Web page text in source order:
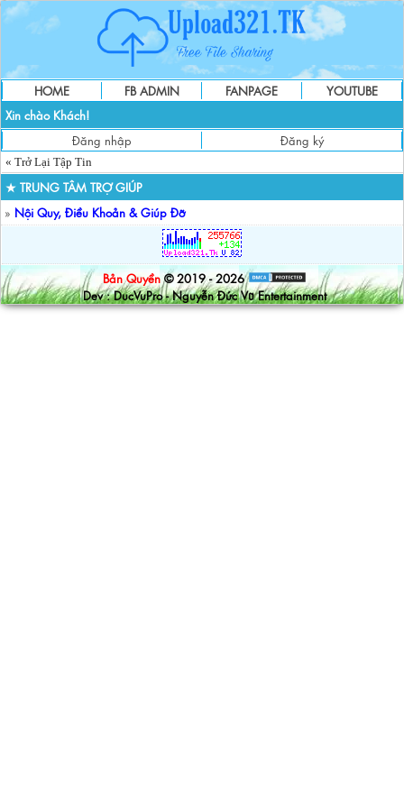
HOME FB ADMIN FANPAGE
YOUTUBE
Xin chào Khách!
Đăng nhập
Đăng ký
« Trở Lại Tập Tin
★ TRUNG TÂM TRỢ GIÚP
» Nội Quy, Điều Khoản & Giúp Đỡ
Bản Quyền © 2019 - 2026
Dev : DucVuPro - Nguyễn Đức Vũ Entertainment